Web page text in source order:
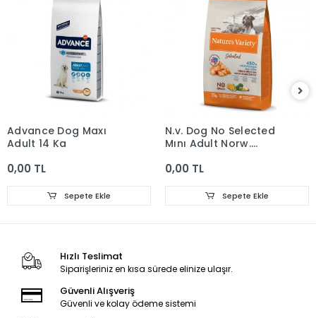
Advance Dog Maxı
Adult 14 Kg
0,00 TL
Sepete Ekle
N.v. Dog No Selected
Mını Adult Norw.
0,00 TL
Sepete Ekle
Hızlı Teslimat
Siparişleriniz en kısa sürede elinize ulaşır.
Güvenli Alışveriş
Güvenli ve kolay ödeme sistemi